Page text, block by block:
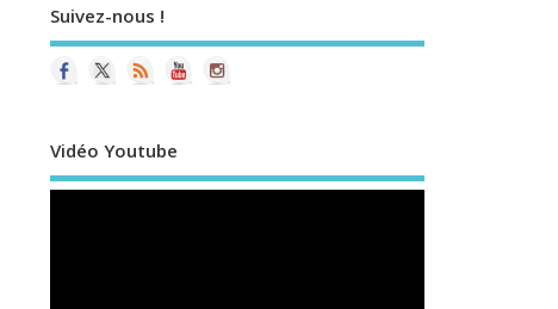
Suivez-nous !
Vidéo Youtube
vidéo